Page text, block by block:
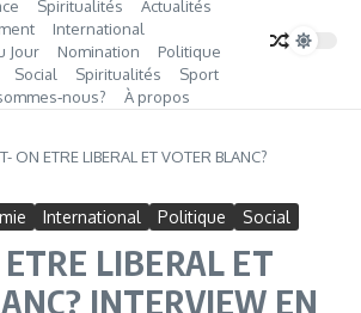
Spiritualités
Actualités
International
Jour
Nomination
Politique
Social Spiritualités
Sport
À propos
ON ETRE LIBERAL ET VOTER BLANC?
International Politique Social
LIBERAL ET
INTERVIEW EN